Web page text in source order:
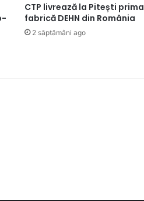
CTP livrează la Pitești prima
fabrică DEHN din România
2 săptămâni ago